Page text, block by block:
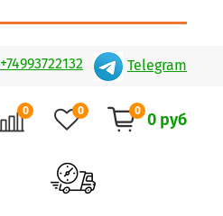
+74993722132 Telegram
0 0 0 0 руб